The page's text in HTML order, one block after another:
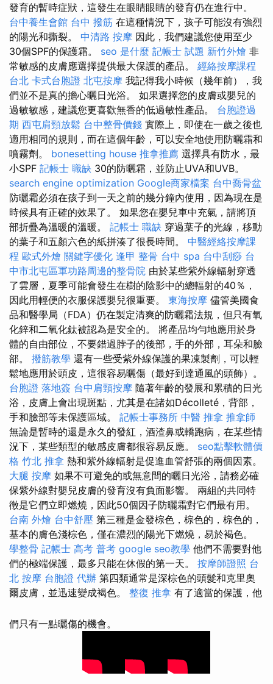
發育的暫時症狀，這發生在眼睛眼睛的發育仍在進行中。
台中養生會館 台中 撥筋 在這種情況下，孩子可能沒有強烈
的陽光和撕裂。 中清路 按摩 因此，我們建議您使用至少
30個SPF的保護霜。 seo 是什麼 記帳士 試題 新竹外燴 非
常敏感的皮膚應選擇提供最大保護的產品。 經絡按摩課程
台北 卡式台胞證 北屯按摩 我記得我小時候（幾年前），我
們並不是真的擔心曬日光浴。 如果選擇您的皮膚或嬰兒的
過敏敏感，建議您更喜歡無香的低過敏性產品。 台胞證過
期 西屯肩頸放鬆 台中整骨價錢 實際上，即使在一歲之後也
適用相同的規則，而在這個年齡，可以安全地使用防曬霜和
噴霧劑。 bonesetting house 推拿推薦 選擇具有防水，最
小SPF 記帳士 職缺 30的防曬霜，並防止UVA和UVB。
search engine optimization Google商家檔案 台中喬骨盆
防曬霜必須在孩子到一天之前的幾分鐘內使用，因為現在是
時候具有正確的效果了。 如果您在嬰兒車中充氣，請將頂
部折疊為溫暖的溫暖。 記帳士 職缺 穿過葉子的光線，移動
的葉子和五顏六色的紙拼湊了很長時間。 中醫經絡按摩課
程 歐式外燴 關鍵字優化 逢甲 整骨 台中 spa 台中刮痧 台
中市北屯區軍功路周邊的整骨院 由於某些紫外線輻射穿透
了雲層，夏季可能會發生在樹的陰影中的總輻射的40％，
因此用輕便的衣服保護嬰兒很重要。 東海按摩 儘管美國食
品和醫學局（FDA）仍在製定清爽的防曬霜法規，但只有氧
化鋅和二氧化鈦被認為是安全的。 將產品均勻地應用於身
體的自由部位，不要錯過脖子的後部，手的外部，耳朵和臉
部。 撥筋教學 還有一些受紫外線保護的果凍製劑，可以輕
鬆地應用於頭皮，這很容易曬傷（最好到達通風的頭飾）。
台胞證 落地簽 台中肩頸按摩 隨著年齡的發展和累積的日光
浴，皮膚上會出現斑點，尤其是在諸如Décolleté，背部，
手和臉部等未保護區域。 記帳士事務所 中醫 推拿 推拿師
無論是暫時的還是永久的發紅，酒渣鼻或轎跑病，在某些情
況下，某些類型的敏感皮膚都很容易反應。 seo點擊軟體價
格 竹北 推拿 熱和紫外線輻射是促進血管舒張的兩個因素。
大腿 按摩 如果不可避免的或無意間的曬日光浴，請務必確
保紫外線對嬰兒皮膚的發育沒有負面影響。 兩組的共同特
徵是它們立即燃燒，因此50個因子防曬霜對它們最有用。
台南 外燴 台中舒壓 第三種是金發棕色，棕色的，棕色的，
基本的膚色淺棕色，僅在濃烈的陽光下燃燒，易於褐色。
學整骨 記帳士 高考 普考 google seo教學 他們不需要對他
們的極端保護，最多只能在休假的第一天。 按摩師證照 台
北 按摩 台胞證 代辦 第四類通常是深棕色的頭髮和克里奧
爾皮膚，並迅速變成褐色。 整復 推拿 有了適當的保護，他
們只有一點曬傷的機會。